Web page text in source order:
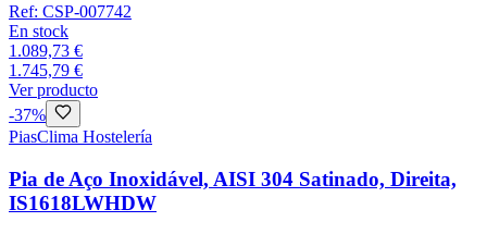
Ref: CSP-007742
En stock
1.089,73 €
1.745,79 €
Ver producto
-37%
PiasClima Hostelería
Pia de Aço Inoxidável, AISI 304 Satinado, Direita,
IS1618LWHDW